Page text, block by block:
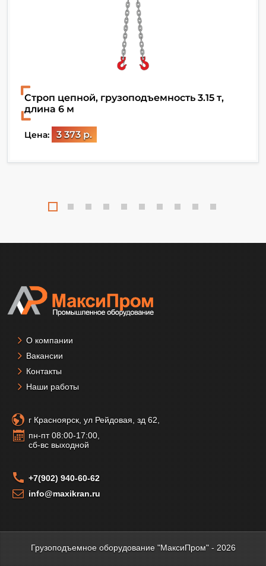
Строп цепной, грузоподъемность 3.15 т,
длина 6 м
Цена: 3 373 р.
О компании
Вакансии
Контакты
Наши работы
г Красноярск, ул Рейдовая, зд 62,
пн-пт 08:00-17:00,
сб-вс выходной
+7(902) 940-60-62
info@maxikran.ru
Грузоподъемное оборудование "МаксиПром" - 2026